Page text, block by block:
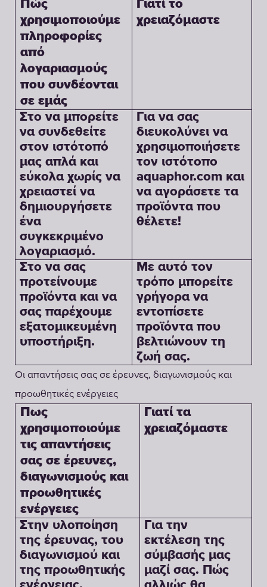
Πώς
χρησιμοποιούμε
πληροφορίες
από
λογαριασμούς
που συνδέονται
σε εμάς
Γιατί το
χρειαζόμαστε
Στο να μπορείτε
να συνδεθείτε
στον ιστότοπό
μας απλά και
εύκολα χωρίς να
χρειαστεί να
δημιουργήσετε
ένα
συγκεκριμένο
λογαριασμό.
Για να σας
διευκολύνει να
χρησιμοποιήσετε
τον ιστότοπο
aquaphor.com και
να αγοράσετε τα
προϊόντα που
θέλετε!
Στο να σας
προτείνουμε
προϊόντα και να
σας παρέχουμε
εξατομικευμένη
υποστήριξη.
Με αυτό τον
τρόπο μπορείτε
γρήγορα να
εντοπίσετε
προϊόντα που
βελτιώνουν τη
ζωή σας.
Οι απαντήσεις σας σε έρευνες, διαγωνισμούς και
προωθητικές ενέργειες
Πως
χρησιμοποιούμε
τις απαντήσεις
σας σε έρευνες,
διαγωνισμούς και
προωθητικές
ενέργειες
Γιατί τα
χρειαζόμαστε
Στην υλοποίηση
της έρευνας, του
διαγωνισμού και
της προωθητικής
Για την
εκτέλεση της
σύμβασής μας
μαζί σας. Πώς